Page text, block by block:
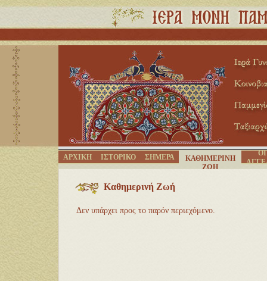
ΑΡΧΙΚΗ ΙΣΤΟΡΙΚΟ ΣΗΜΕΡΑ
ΚΑΘΗΜΕΡΙΝΗ
ΖΩΗ
ΟΙ
Καθημερινή Ζωή
Δεν υπάρχει προς το παρόν περιεχόμενο.